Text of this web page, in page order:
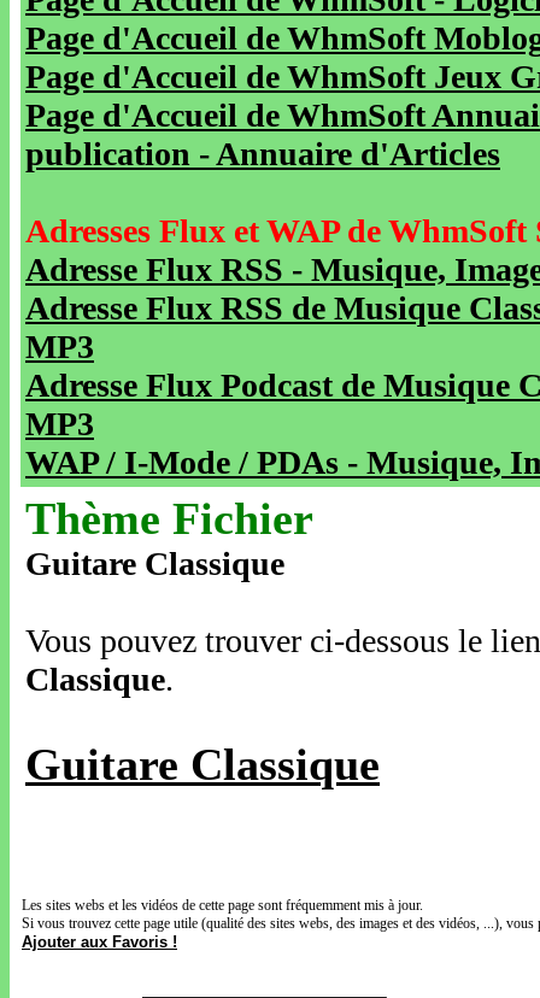
Page d'Accueil de WhmSoft
Page d'Accueil de WhmSoft Jeux
Page d'Accueil de WhmSoft
publication - Annuaire d'Articles
Adresses Flux et WAP de WhmSoft
Adresse Flux RSS - Musique,
Adresse Flux RSS de Musique
MP3
Adresse Flux Podcast de Musique
MP3
WAP / I-Mode / PDAs - Musique,
Thème Fichier
Guitare Classique
Vous pouvez trouver ci-dessous le
Classique.
Guitare Classique
Les sites webs et les vidéos de cette page sont fréquemment mis à jour.
Si vous trouvez cette page utile (qualité des sites webs, des images et des vidéos, ...),
Ajouter aux Favoris !